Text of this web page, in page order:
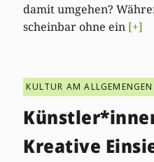
damit umgehen?
scheinbar ohne ein [+]
KULTUR AM ALLGEMENGEN
Kreative